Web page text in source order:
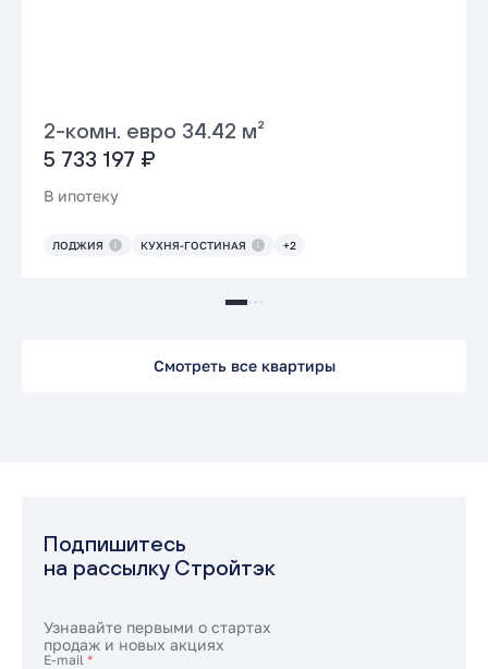
2-комн. евро 34.42 м²
5 733 197 ₽
В ипотеку
ЛОДЖИЯ КУХНЯ-ГОСТИНАЯ +2
Смотреть все квартиры
Подпишитесь
на рассылку Стройтэк
Узнавайте первыми о стартах
продаж и новых акциях
E-mail *